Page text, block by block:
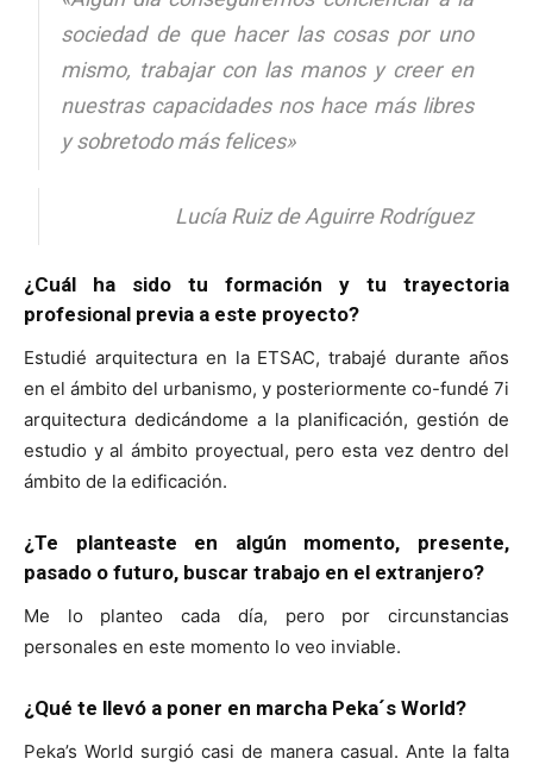
sociedad de que hacer las cosas por uno
mismo, trabajar con las manos y creer en
nuestras capacidades nos hace más libres
y sobretodo más felices»
Lucía Ruiz de Aguirre Rodríguez
¿Cuál ha sido tu formación y tu trayectoria
profesional previa a este proyecto?
Estudié arquitectura en la ETSAC, trabajé durante años
en el ámbito del urbanismo, y posteriormente co-fundé 7i
arquitectura dedicándome a la planificación, gestión de
estudio y al ámbito proyectual, pero esta vez dentro del
ámbito de la edificación.
¿Te planteaste en algún momento, presente,
pasado o futuro, buscar trabajo en el extranjero?
Me lo planteo cada día, pero por circunstancias
personales en este momento lo veo inviable.
¿Qué te llevó a poner en marcha Peka´s World?
Peka’s World surgió casi de manera casual. Ante la falta